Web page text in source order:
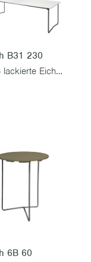
B31 230
Weiß lackierte Eiche mit schwarzem Gestell
6B 60